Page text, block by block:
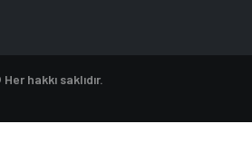
hakkı saklıdır.